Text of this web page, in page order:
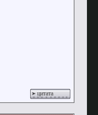
цитата